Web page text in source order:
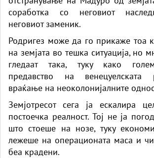
соработка со неговиот
неговиот заменик.
Родригез може да го прикаже тоа
на земјата во тешка ситуација, но
гледаат така, туку како
предавство на венецуелската
враќање на неоколонијалните
Земјотресот сега ја ескалира
постоечка реалност. Тој не ја
што стоеше на нозе, туку
лежеше на операционата маса и
беа крадени.